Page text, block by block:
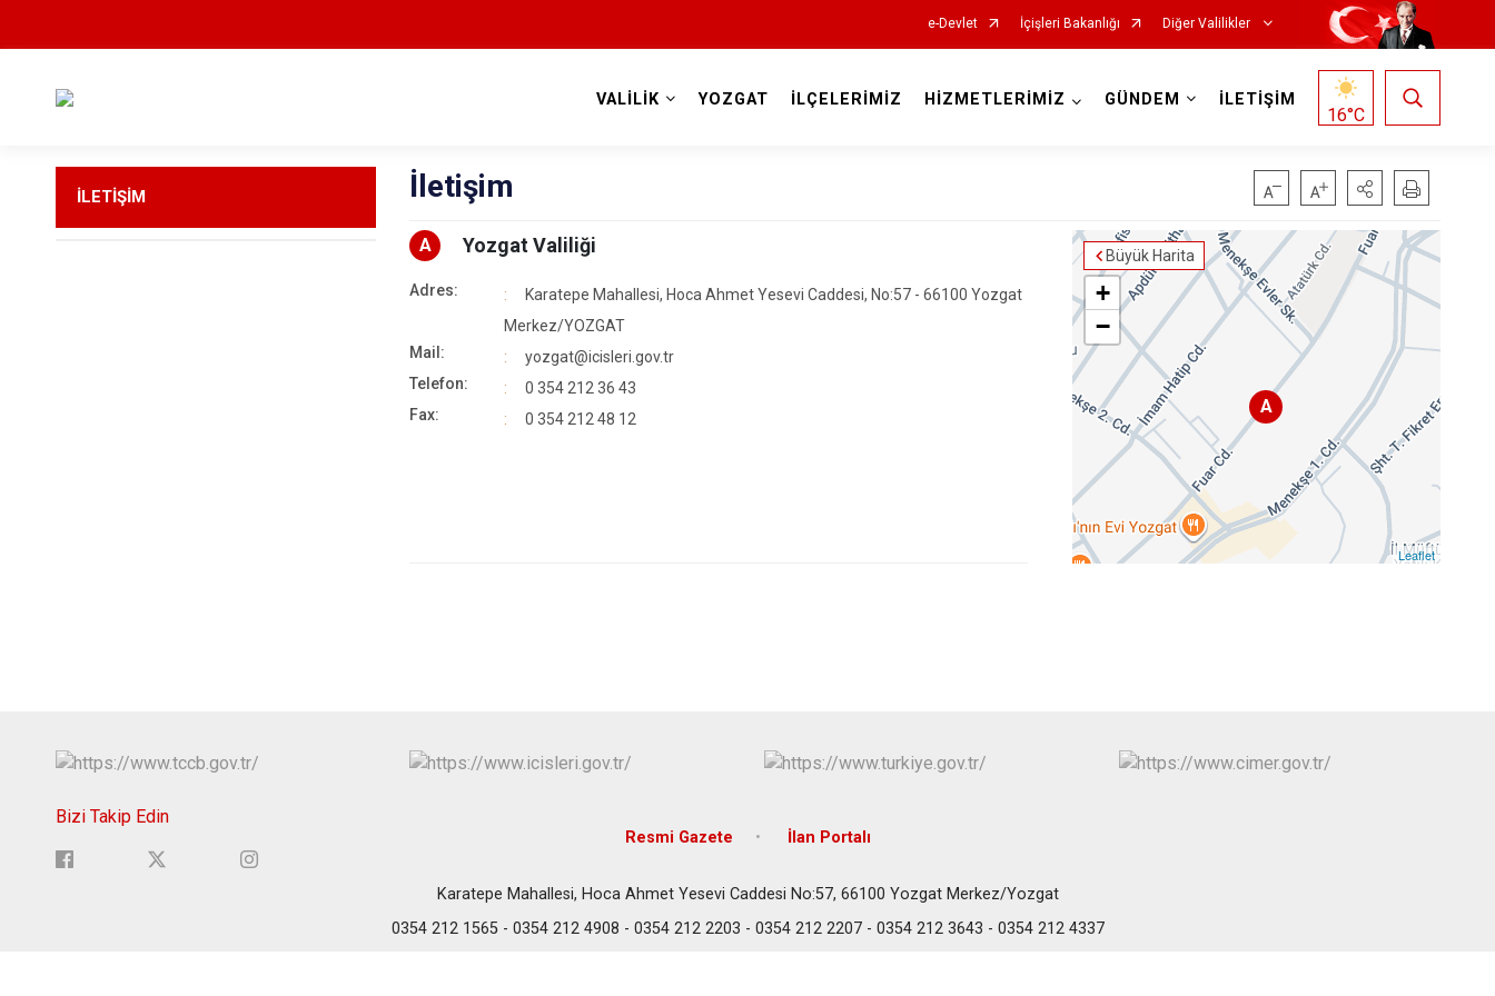
e-Devlet İçişleri Bakanlığı Diğer Valilikler
VALİLİK YOZGAT İLÇELERİMİZ HİZMETLERİMİZ GÜNDEM İLETİŞİM
16°C
İLETİŞİM İletişim
Büyük Harita
A
+
−
Leaflet
A Yozgat Valiliği
Adres:
Karatepe Mahallesi, Hoca Ahmet Yesevi Caddesi, No:57 - 66100 Yozgat
Merkez/YOZGAT
Mail:
yozgat@icisleri.gov.tr
Telefon:
0 354 212 36 43
Fax:
0 354 212 48 12
Bizi Takip Edin
Resmi Gazete İlan Portalı
Karatepe Mahallesi, Hoca Ahmet Yesevi Caddesi No:57, 66100 Yozgat Merkez/Yozgat
0354 212 1565 - 0354 212 4908 - 0354 212 2203 - 0354 212 2207 - 0354 212 3643 - 0354 212 4337